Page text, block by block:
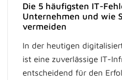
Die 5 häufigsten IT-
Unternehmen und wie
vermeiden
In der heutigen
ist eine zuverlässige IT-
entscheidend für den